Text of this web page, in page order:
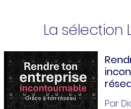
La sélection
Par